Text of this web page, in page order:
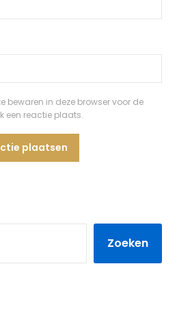
bewaren in deze browser voor de
een reactie plaats.
Zoeken